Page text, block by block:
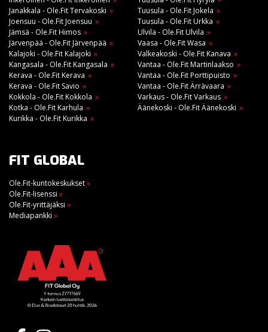
Janakkala - Ole.Fit Tervakoski
Joensuu - Ole.Fit Joensuu
Jämsä - Ole.Fit Himos
Järvenpää - Ole.Fit Järvenpää
Kalajoki - Ole.Fit Kalajoki
Kangasala - Ole.Fit Kangasala
Kerava - Ole.Fit Kerava
Kerava - Ole.Fit Savio
Kokkola - Ole.Fit Kokkola
Kotka - Ole.Fit Karhula
Kurikka - Ole.Fit Kurikka
Tuusula - Ole.Fit Jokela
Tuusula - Ole.Fit Urkka
Ulvila - Ole.Fit Ulvila
Vaasa - Ole.Fit Wasa
Valkeakoski - Ole.Fit Kanava
Vantaa - Ole.Fit Martinlaakso
Vantaa - Ole.Fit Porttipuisto
Vantaa - Ole.Fit Ärrävaara
Varkaus - Ole.Fit Varkaus
Äänekoski - Ole.Fit Äänekoski
FIT GLOBAL
Ole.Fit-kuntokeskukset»
Ole.Fit-lisenssi »
Ole.Fit-yrittäjäksi »
Mediapankki »